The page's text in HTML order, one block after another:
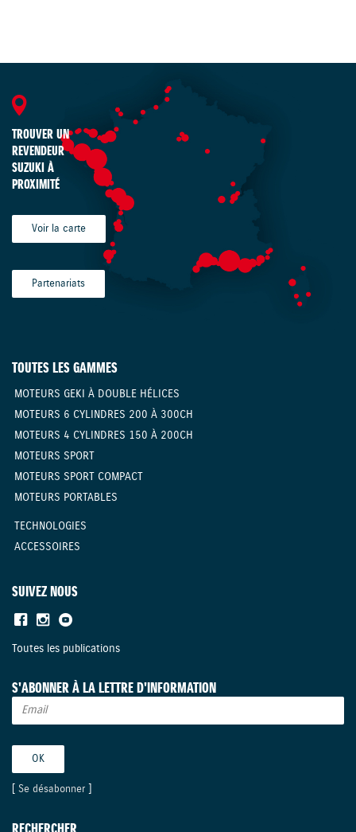
TROUVER UN
REVENDEUR
SUZUKI À
PROXIMITÉ
Voir la carte
Partenariats
TOUTES LES GAMMES
MOTEURS GEKI À DOUBLE HÉLICES
MOTEURS 6 CYLINDRES 200 À 300CH
MOTEURS 4 CYLINDRES 150 À 200CH
MOTEURS SPORT
MOTEURS SPORT COMPACT
MOTEURS PORTABLES
TECHNOLOGIES
ACCESSOIRES
SUIVEZ NOUS
Toutes les publications
S'ABONNER À LA LETTRE D'INFORMATION
Se désabonner